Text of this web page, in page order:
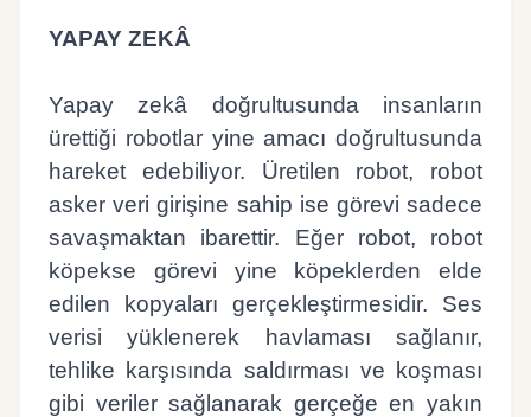
YAPAY ZEKÂ
Yapay zekâ doğrultusunda insanların
ürettiği robotlar yine amacı doğrultusunda
hareket edebiliyor. Üretilen robot, robot
asker veri girişine sahip ise görevi sadece
savaşmaktan ibarettir. Eğer robot, robot
köpekse görevi yine köpeklerden elde
edilen kopyaları gerçekleştirmesidir. Ses
verisi yüklenerek havlaması sağlanır,
tehlike karşısında saldırması ve koşması
gibi veriler sağlanarak gerçeğe en yakın